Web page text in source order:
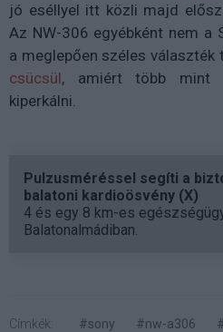
jó eséllyel itt közli majd
Az NW-306 egyébként nem a
a meglepően széles választék
csücsül, amiért több mint
kiperkálni.
Pulzusméréssel segíti a
balatoni kardioösvény (X)
4 és egy 8 km-es
Balatonalmádiban.
Címkék: #sony #nw-a306